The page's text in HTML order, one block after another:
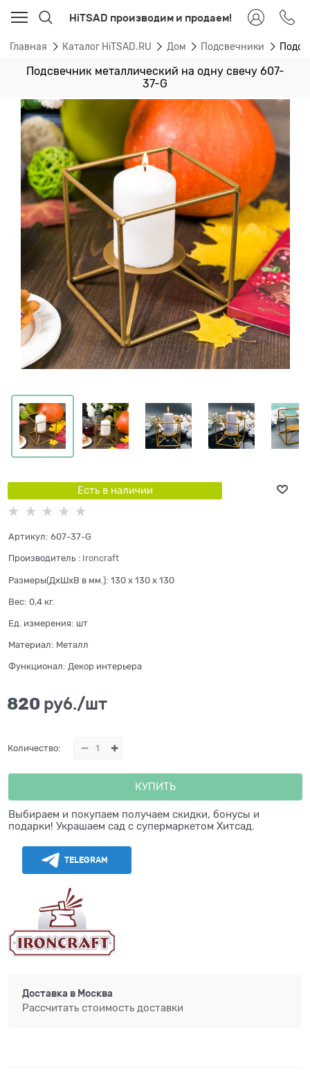
HiTSAD производим и продаем!
Главная Каталог HiTSAD.RU Дом Подсвечники
Подсвечник металлический на одну свечу 607-
37-G
Есть в наличии
Артикул: 607-37-G
Производитель : Ironcraft
Размеры(ДхШхВ в мм.): 130 x 130 x 130
Вес: 0,4 кг.
Ед. измерения: шт
Материал: Металл
Функционал: Декор интерьера
820 руб./шт
Количество:
КУПИТЬ
Выбираем и покупаем получаем скидки, бонусы и
подарки! Украшаем сад с супермаркетом Хитсад.
TELEGRAM
Доставка в Москва
Рассчитать стоимость доставки